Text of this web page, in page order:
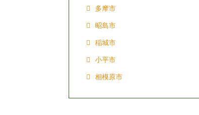
多摩市
昭島市
稲城市
小平市
相模原市